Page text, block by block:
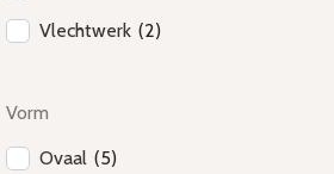
Vlechtwerk (2)
Vorm
Ovaal (5)